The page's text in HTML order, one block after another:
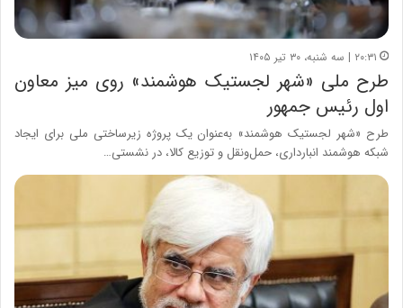
۲۰:۳۱ | سه شنبه، ۳۰ تیر ۱۴۰۵
طرح ملی «شهر لجستیک هوشمند» روی میز معاون
اول رئیس جمهور
طرح «شهر لجستیک هوشمند» به‌عنوان یک پروژه زیرساختی ملی برای ایجاد
شبکه هوشمند انبارداری، حمل‌ونقل و توزیع کالا، در نشستی…